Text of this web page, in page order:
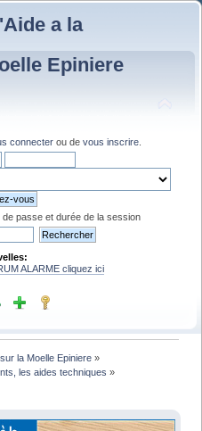
a la
Epiniere
connecter ou de vous inscrire
passe et durée de la session
ALARME cliquez ici
la Moelle Epiniere »
les aides techniques »